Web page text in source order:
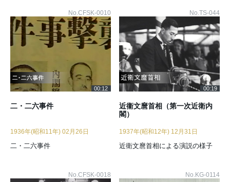
No.CFSK-0010
00:12
二・二六事件
1936年(昭和11年) 02月26日
二・二六事件
No.TS-044
00:19
近衞文麿首相（第一次近衛内
閣）
1937年(昭和12年) 12月31日
近衛文麿首相による演説の様子
No.CFSK-0018 No.KG-0114